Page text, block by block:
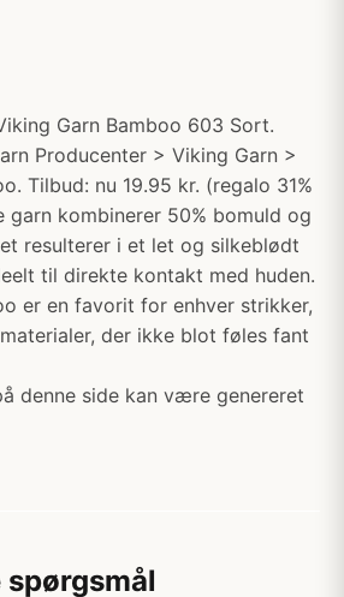
Garn Bamboo 603 Sort.
Producenter > Viking Garn >
Tilbud: nu 19.95 kr. (regalo 31%
garn kombinerer 50% bomuld og
resulterer i et let og silkeblødt
til direkte kontakt med huden.
er en favorit for enhver strikker,
der ikke blot føles fant
denne side kan være genereret